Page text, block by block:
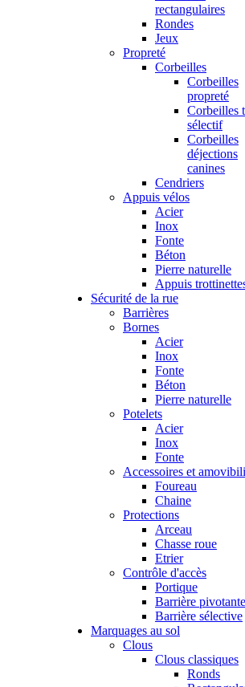
rectangulaires
Rondes
Jeux
Propreté
Corbeilles
Corbeilles
propreté
Corbeilles
sélectif
Corbeilles
déjections
canines
Cendriers
Appuis vélos
Acier
Inox
Fonte
Béton
Pierre naturelle
Appuis
Sécurité de la rue
Barrières
Bornes
Acier
Inox
Fonte
Béton
Pierre naturelle
Potelets
Acier
Inox
Fonte
Accessoires et
Foureau
Chaine
Protections
Arceau
Chasse roue
Etrier
Contrôle d'accès
Portique
Barrière pivotante
Barrière sélective
Marquages au sol
Clous
Clous classiques
Ronds